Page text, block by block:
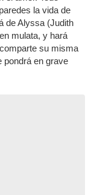
la vida de
de Alyssa (Judith
mulata, y hará
su misma
pondrá en grave